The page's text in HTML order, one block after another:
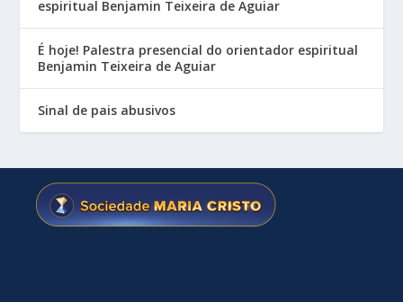
espiritual Benjamin Teixeira de Aguiar
É hoje! Palestra presencial do orientador espiritual
Benjamin Teixeira de Aguiar
Sinal de pais abusivos